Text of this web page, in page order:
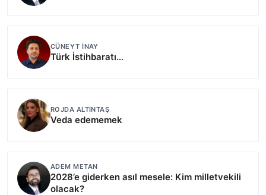
CÜNEYT İNAY
Türk İstihbaratı…
ROJDA ALTINTAŞ
Veda edememek
ADEM METAN
2028’e giderken asıl mesele: Kim milletvekili
olacak?